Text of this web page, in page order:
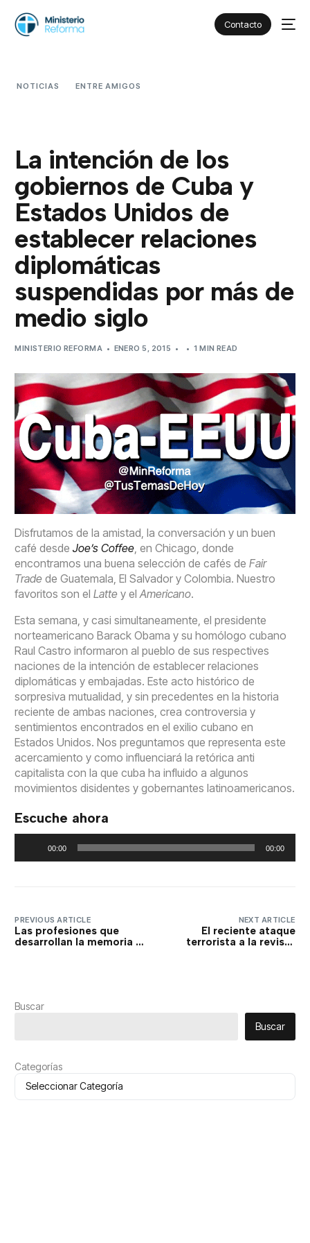
Contacto
NOTICIAS ENTRE AMIGOS
La intención de los
gobiernos de Cuba y
Estados Unidos de
establecer relaciones
diplomáticas
suspendidas por más de
medio siglo
MINISTERIO REFORMA ENERO 5, 2015 1 MIN READ
Disfrutamos de la amistad, la conversación y un buen
café desdeJoe’s Coffee , en Chicago, donde
encontramos una buena selección de cafés deFair
Trade de Guatemala, El Salvador y Colombia. Nuestro
favoritos son elLatte y elAmericano.
Esta semana, y casi simultaneamente, el presidente
norteamericano Barack Obama y su homólogo cubano
Raul Castro informaron al pueblo de sus respectives
naciones de la intención de establecer relaciones
diplomáticas y embajadas. Este acto histórico de
sorpresiva mutualidad, y sin precedentes en la historia
reciente de ambas naciones, crea controversia y
sentimientos encontrados en el exilio cubano en
Estados Unidos. Nos preguntamos que representa este
acercamiento y como influenciará la retórica anti
capitalista con la que cuba ha influido a algunos
movimientos disidentes y gobernantes latinoamericanos.
Escuche ahora
00:00 00:00
PREVIOUS ARTICLE
Las profesiones que
desarrollan la memoria y
NEXT ARTICLE
El reciente ataque
terrorista a la revista
Buscar
Buscar
Categorías